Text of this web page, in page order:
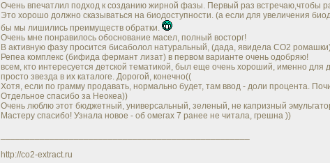
Очень впечатлил подход к созданию жирной фазы. Первый раз встречаю,чтобы
Это хорошо должно сказываться на биодоступности. (а если для увеличения
бы мы лишились преимуществ обратки.
Очень мне понравилось обоснование масел, полный восторг!
В активную фазу просится бисаболол натуральный, (дада, явидела СО2
Репеа комплекс (бифида фермант лизат) в первом варианте очень одобряю!
всем, кто интересуется детской тематикой, был еще очень хороший, именно
просто звезда в их каталоге. Дорогой, конечно((
Хотя, если по грамму продавать, нормально будет, там ввод - доли процента.
Отдельное спасибо за Неокеа))
Очень люблю этот бюджетный, универсальный, зеленый, не капризный
Мастеру спасибо! Узнала новое - об омегах 7 ранее не читала, грешна ))
http://co2-extract.ru